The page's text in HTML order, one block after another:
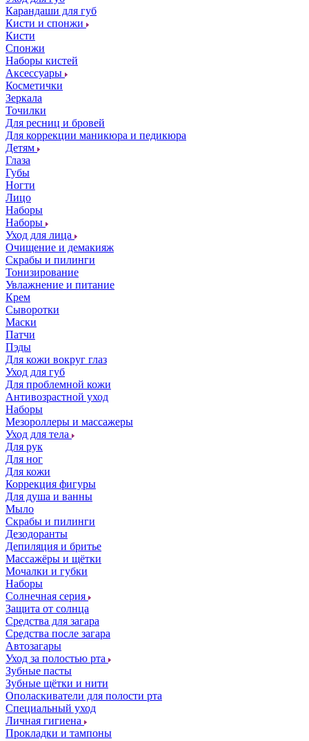
Карандаши для губ
Кисти и спонжи
Кисти
Спонжи
Наборы кистей
Аксессуары
Косметички
Зеркала
Точилки
Для ресниц и бровей
Для коррекции маникюра и педикюра
Детям
Глаза
Губы
Ногти
Лицо
Наборы
Наборы
Уход для лица
Очищение и демакияж
Скрабы и пилинги
Тонизирование
Увлажнение и питание
Крем
Сыворотки
Маски
Патчи
Пэды
Для кожи вокруг глаз
Уход для губ
Для проблемной кожи
Антивозрастной уход
Наборы
Мезороллеры и массажеры
Уход для тела
Для рук
Для ног
Для кожи
Коррекция фигуры
Для душа и ванны
Мыло
Скрабы и пилинги
Дезодоранты
Депиляция и бритье
Массажёры и щётки
Мочалки и губки
Наборы
Солнечная серия
Защита от солнца
Средства для загара
Средства после загара
Автозагары
Уход за полостью рта
Зубные пасты
Зубные щётки и нити
Ополаскиватели для полости рта
Специальный уход
Личная гигиена
Прокладки и тампоны